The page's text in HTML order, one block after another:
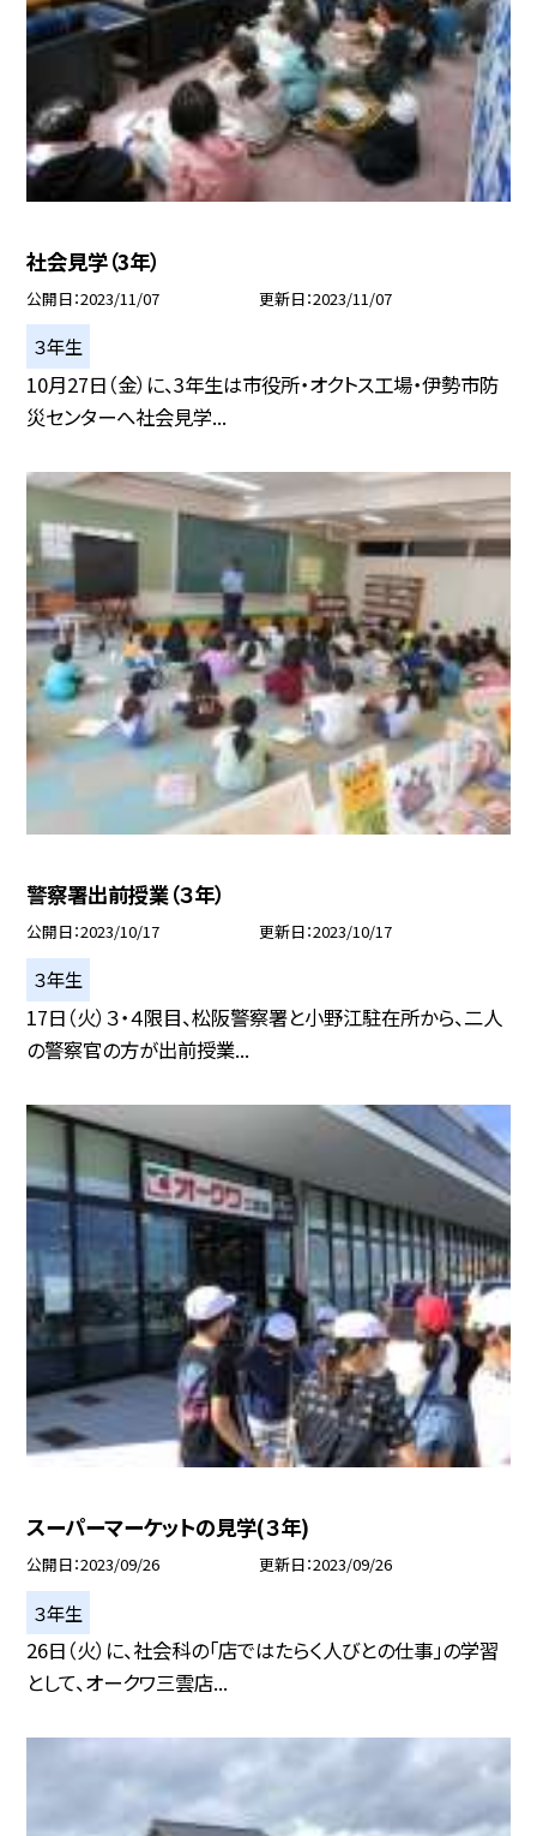
社会見学（3年）
公開日 2023/11/07 更新日 2023/11/07
３年生
10月27日（金）に、3年生は市役所・オクトス工場・伊勢市防
災センターへ社会見学...
警察署出前授業（３年）
公開日 2023/10/17 更新日 2023/10/17
３年生
17日（火）３・４限目、松阪警察署と小野江駐在所から、二人
の警察官の方が出前授業...
スーパーマーケットの見学(３年)
公開日 2023/09/26 更新日 2023/09/26
３年生
26日（火）に、社会科の「店ではたらく人びとの仕事」の学習
として、オークワ三雲店...